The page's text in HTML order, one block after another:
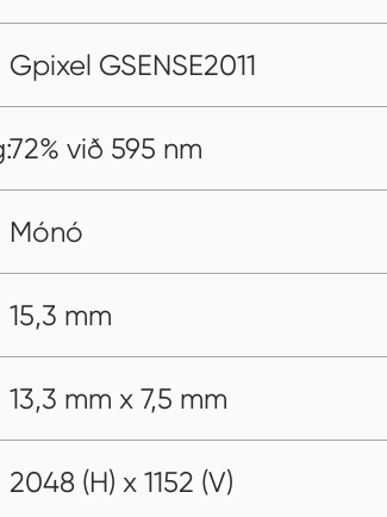
Gpixel GSENSE2011
72% við 595 nm
Mónó
15,3 mm
13,3 mm x 7,5 mm
2048 (H) x 1152 (V)